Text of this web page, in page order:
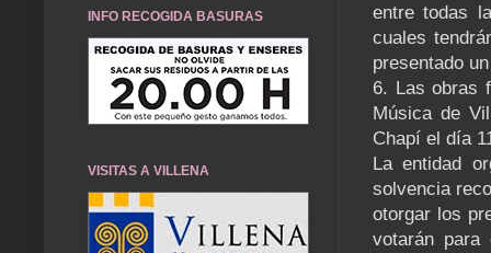
entre todas
cuales
presentado
6. Las obras
Música de
Chapí el día
La entidad
solvencia
otorgar los
votarán para
INFO RECOGIDA BASURAS
VISITAS A VILLENA